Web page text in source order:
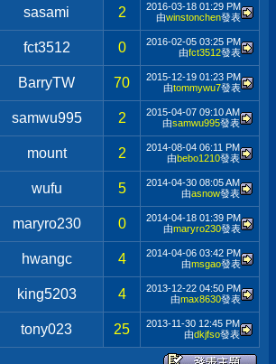
sasami 2 2016-03-18 01:29 PM
由winstonchen發表
fct3512 0 2016-02-05 03:25 PM
由fct3512發表
BarryTW 70 2015-12-19 01:23 PM
由tommywu7發表
samwu995 2 2015-04-07 09:10 AM
由samwu995發表
mount 2 2014-08-04 06:11 PM
由bebo1210發表
wufu 5 2014-04-30 08:05 AM
由asnow發表
maryro230 0 2014-04-18 01:39 PM
由maryro230發表
hwangc 4 2014-04-06 03:42 PM
由msgao發表
king5203 4 2013-12-22 04:50 PM
由max8630發表
tony023 25 2013-11-30 12:45 PM
由dkjfso發表